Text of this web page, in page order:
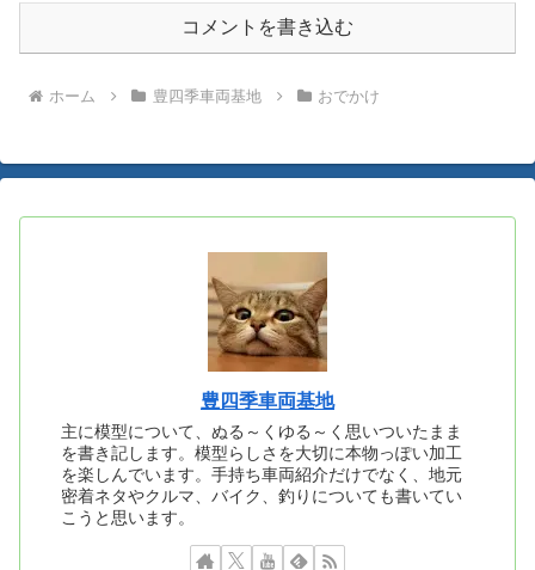
コメントを書き込む
ホーム 豊四季車両基地 おでかけ
豊四季車両基地
主に模型について、ぬる～くゆる～く思いついたまま
を書き記します。模型らしさを大切に本物っぽい加工
を楽しんでいます。手持ち車両紹介だけでなく、地元
密着ネタやクルマ、バイク、釣りについても書いてい
こうと思います。